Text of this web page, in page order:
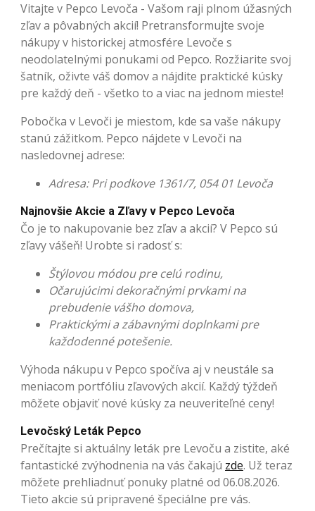
Vitajte v Pepco Levoča - Vašom raji plnom úžasných
zľav a pôvabných akcií! Pretransformujte svoje
nákupy v historickej atmosfére Levoče s
neodolatelnými ponukami od Pepco. Rozžiarite svoj
šatník, oživte váš domov a nájdite praktické kúsky
pre každý deň - všetko to a viac na jednom mieste!
Pobočka v Levoči je miestom, kde sa vaše nákupy
stanú zážitkom. Pepco nájdete v Levoči na
nasledovnej adrese:
Adresa: Pri podkove 1361/7, 054 01 Levoča
Najnovšie Akcie a Zľavy v Pepco Levoča
Čo je to nakupovanie bez zľav a akcií? V Pepco sú
zľavy vášeň! Urobte si radosť s:
Štýlovou módou pre celú rodinu,
Očarujúcimi dekoračnými prvkami na
prebudenie vášho domova,
Praktickými a zábavnými doplnkami pre
každodenné potešenie.
Výhoda nákupu v Pepco spočíva aj v neustále sa
meniacom portfóliu zľavových akcií. Každý týždeň
môžete objaviť nové kúsky za neuveriteľné ceny!
Levočský Leták Pepco
Prečítajte si aktuálny leták pre Levoču a zistite, aké
fantastické zvýhodnenia na vás čakajú zde. Už teraz
môžete prehliadnuť ponuky platné od 06.08.2026.
Tieto akcie sú pripravené špeciálne pre vás.